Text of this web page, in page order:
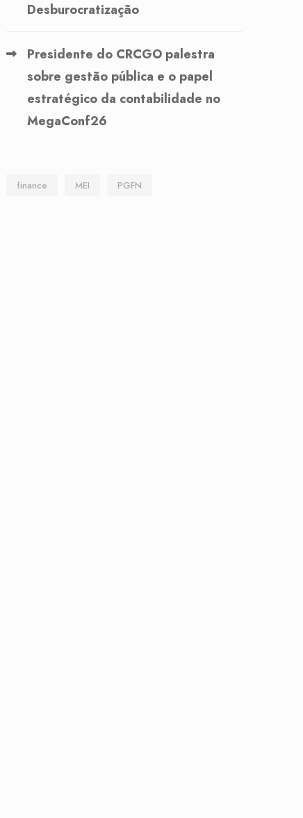
Desburocratização
Presidente do CRCGO palestra
sobre gestão pública e o papel
estratégico da contabilidade no
MegaConf26
finance MEI PGFN